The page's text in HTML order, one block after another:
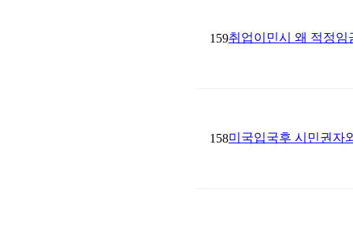
159취업이민시 왜 적정임
158미국입국후 시민권자